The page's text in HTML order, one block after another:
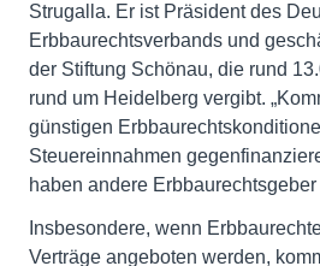
Strugalla. Er ist Präsident des
Erbbaurechtsverbands und
der Stiftung Schönau, die rund
rund um Heidelberg vergibt.
günstigen
Steuereinnahmen
haben andere Erbbaurechtsgeber
Insbesondere, wenn
Verträge angeboten werden,